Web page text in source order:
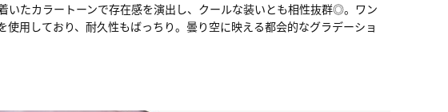
たカラートーンで存在感を演出し、クールな装いとも相性抜群◎。ワン
用しており、耐久性もばっちり。曇り空に映える都会的なグラデーショ